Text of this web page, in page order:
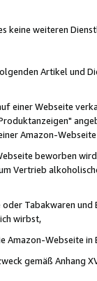
keine weiteren
Artikel und
einer Webseite
Amazon-
beworben
Vertrieb
Tabakwaren
wirbst,
Amazon-Webseite in
gemäß Anhang